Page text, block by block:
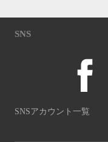
SNS
SNSアカウント一覧